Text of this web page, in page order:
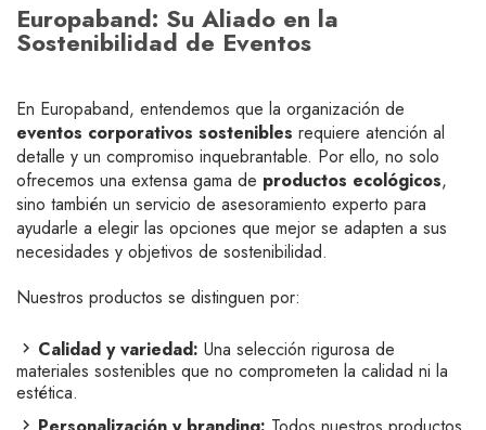
Europaband: Su Aliado en la
Sostenibilidad de Eventos
En Europaband, entendemos que la organización de
eventos corporativos sostenibles requiere atención al
detalle y un compromiso inquebrantable. Por ello, no solo
ofrecemos una extensa gama de productos ecológicos,
sino también un servicio de asesoramiento experto para
ayudarle a elegir las opciones que mejor se adapten a sus
necesidades y objetivos de sostenibilidad.
Nuestros productos se distinguen por:
Calidad y variedad: Una selección rigurosa de
materiales sostenibles que no comprometen la calidad ni la
estética.